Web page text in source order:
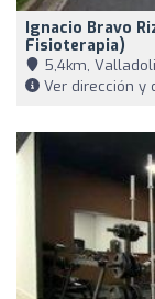
Ignacio Bravo
Fisioterapia)
5,4km,
Ver dirección y